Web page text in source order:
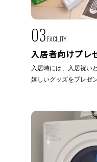
03 FACILITY
入居者向けプレ
入居時には、入居祝い
嬉しいグッズをプレゼン